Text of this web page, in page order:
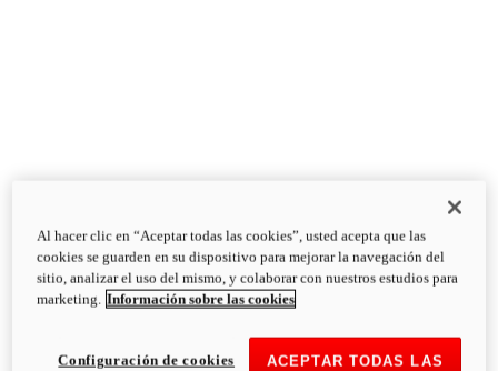
Al hacer clic en “Aceptar todas las cookies”, usted acepta que las
cookies se guarden en su dispositivo para mejorar la navegación del
sitio, analizar el uso del mismo, y colaborar con nuestros estudios para
marketing. Información sobre las cookies
ACEPTAR TODAS LAS
Configuración de cookies